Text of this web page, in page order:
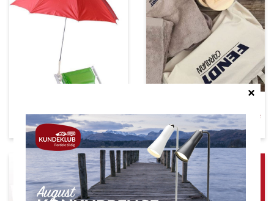
Indretning altan Accessories |Merchandise